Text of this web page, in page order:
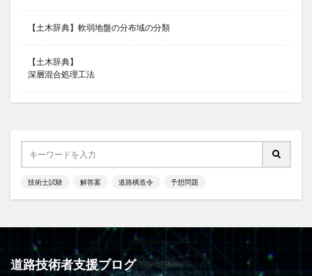
【土木辞典】軟弱地盤の分布域の分類
【土木辞典】
深層混合処理工法
技術士試験 解答案 道路構造令 予想問題
道路技術者支援ブログ